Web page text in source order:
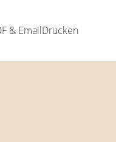
Drucken